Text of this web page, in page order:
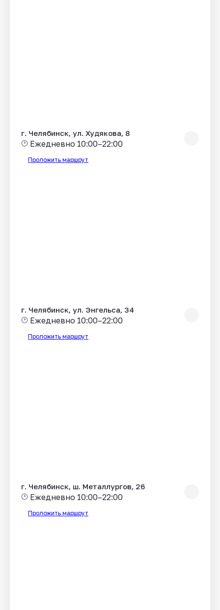
г. Челябинск, ул. Худякова, 8
Ежедневно 10:00–22:00
Проложить маршрут
г. Челябинск, ул. Энгельса, 34
Ежедневно 10:00–22:00
Проложить маршрут
г. Челябинск, ш. Металлургов, 26
Ежедневно 10:00–22:00
Проложить маршрут